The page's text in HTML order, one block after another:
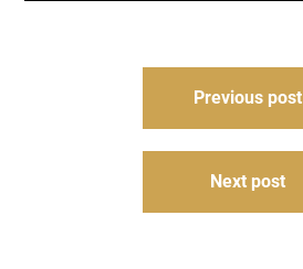
Навігація
Previous post
Next post